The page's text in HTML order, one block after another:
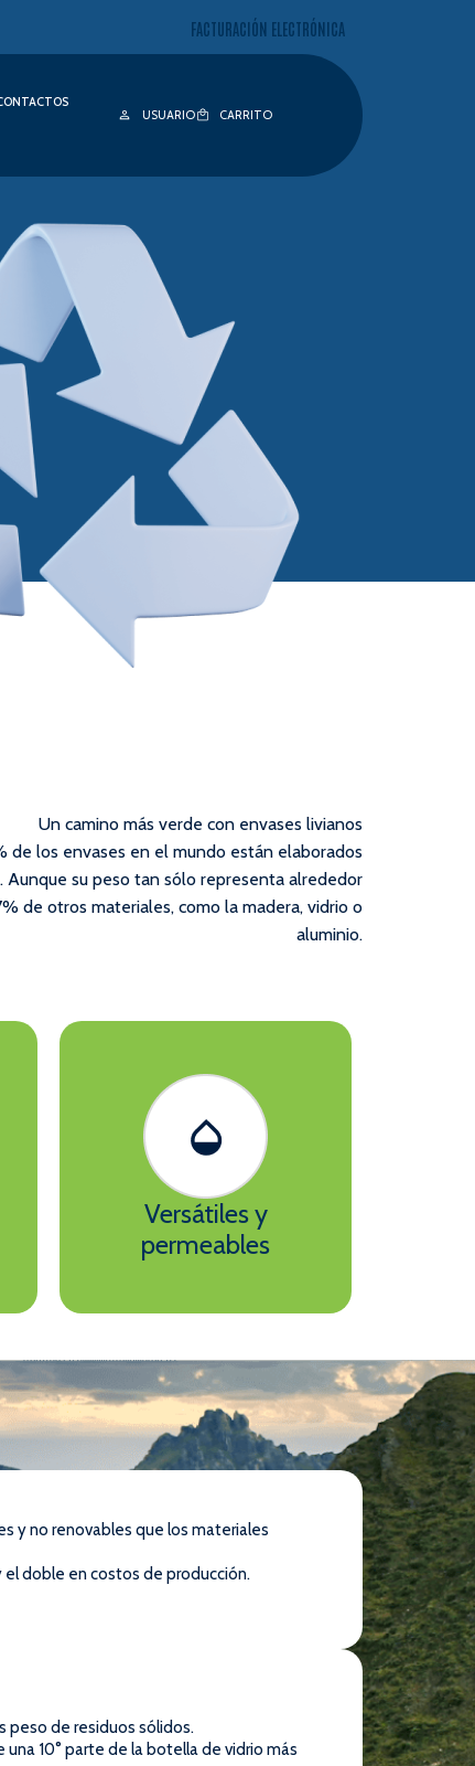
FACTURACIÓN ELECTRÓNICA
USUARIO
CARRITO
Un camino más verde con envases livianos
de los envases en el mundo están elaborados
Aunque su peso tan sólo representa alrededor
de otros materiales, como la madera, vidrio o
aluminio.
Versátiles y
permeables
y no renovables que los materiales
el doble en costos de producción.
peso de residuos sólidos.
10° parte de la botella de vidrio más